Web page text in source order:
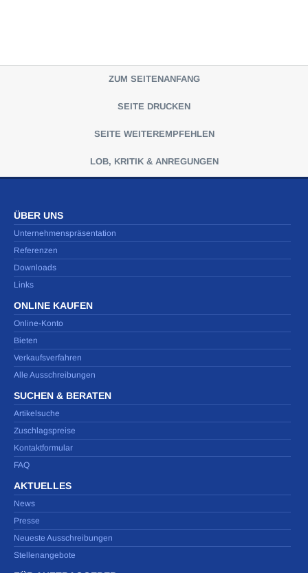
ZUM SEITENANFANG
SEITE DRUCKEN
SEITE WEITEREMPFEHLEN
LOB, KRITIK & ANREGUNGEN
ÜBER UNS
Unternehmenspräsentation
Referenzen
Downloads
Links
ONLINE KAUFEN
Online-Konto
Bieten
Verkaufsverfahren
Alle Ausschreibungen
SUCHEN & BERATEN
Artikelsuche
Zuschlagspreise
Kontaktformular
FAQ
AKTUELLES
News
Presse
Neueste Ausschreibungen
Stellenangebote